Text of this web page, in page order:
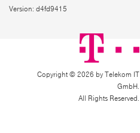
Version: d4fd9415
Copyright © 2026 by Telekom IT
GmbH.
All Rights Reserved.